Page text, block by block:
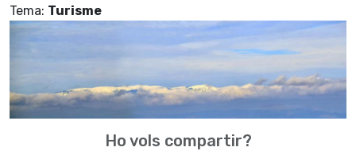
Tema: Turisme
Ho vols compartir?